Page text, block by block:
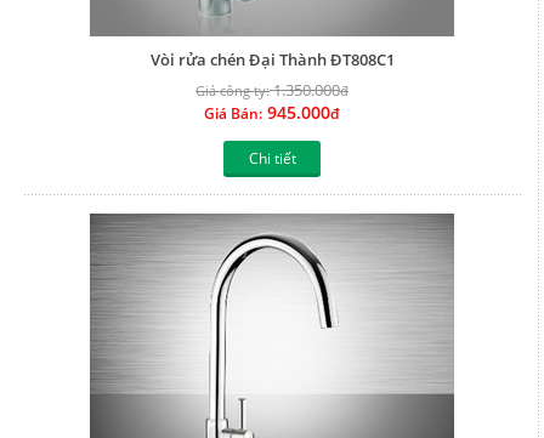
Vòi rửa chén Đại Thành ĐT808C1
Giá công ty:1.350.000đ
Giá Bán: 945.000đ
Chi tiết